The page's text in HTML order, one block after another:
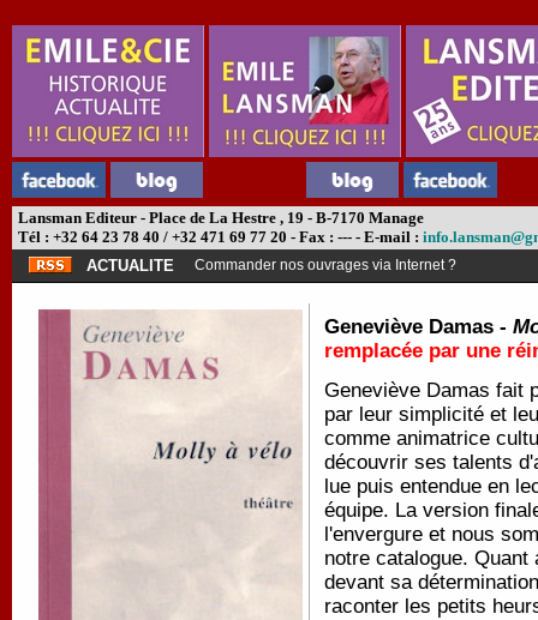
Lansman Editeur - Place de La Hestre , 19 - B-7170 Manage
Tél : +32 64 23 78 40 / +32 471 69 77 20 - Fax : --- - E-mail :
ACTUALITE
Commander nos ouvrages via Internet ?
Geneviève Damas -
remplacée par une
Geneviève Damas fait
par leur simplicité et
comme animatrice
découvrir ses talents
lue puis entendue en
équipe. La version
l'envergure et nous
notre catalogue. Quant
devant sa
raconter les petits